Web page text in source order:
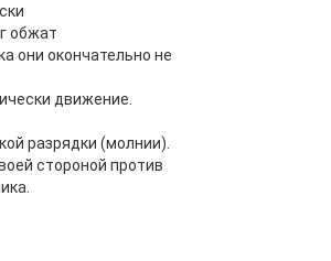
обжат
они окончательно не
движение.
разрядки (молнии).
стороной против